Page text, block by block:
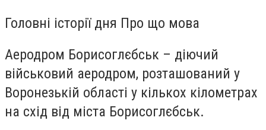
Головні історії дня Про що мова
Аеродром Борисоглєбськ – діючий
військовий аеродром, розташований у
Воронезькій області у кількох кілометрах
на схід від міста Борисоглєбськ.